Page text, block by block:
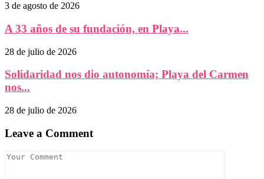
3 de agosto de 2026
A 33 años de su fundación, en Playa...
28 de julio de 2026
Solidaridad nos dio autonomía; Playa del Carmen
nos...
28 de julio de 2026
Leave a Comment